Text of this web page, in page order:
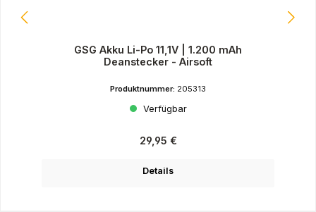
GSG Akku Li-Po 11,1V | 1.200 mAh
Deanstecker - Airsoft
Produktnummer: 205313
Verfügbar
Regulärer Preis:
29,95 €
Details